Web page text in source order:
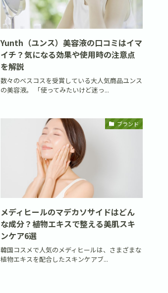
Yunth（ユンス）美容液の口コミはイマ
イチ？気になる効果や使用時の注意点
を解説
数々のベスコスを受賞している大人気商品ユンス
の美容液。 「使ってみたいけど迷っ...
ブランド
メディヒールのマデカソサイドはどん
な成分？植物エキスで整える美肌スキ
ンケア6選
韓国コスメで人気のメディヒールは、さまざまな
植物エキスを配合したスキンケアブ...